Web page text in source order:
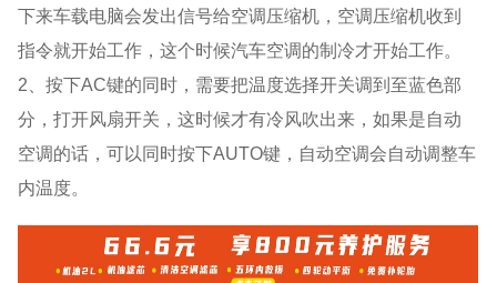
下来车载电脑会发出信号给空调压缩机，空调压缩机收到
指令就开始工作，这个时候汽车空调的制冷才开始工作。
2、按下AC键的同时，需要把温度选择开关调到至蓝色部
分，打开风扇开关，这时候才有冷风吹出来，如果是自动
空调的话，可以同时按下AUTO键，自动空调会自动调整车
内温度。